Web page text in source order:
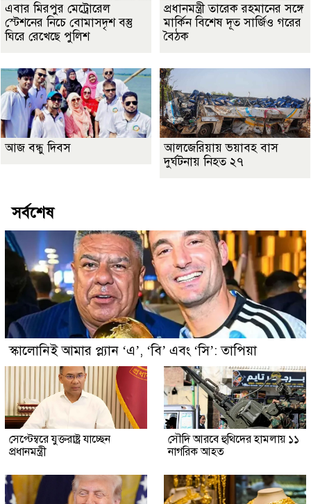
এবার মিরপুর মেট্রোরেল
স্টেশনের নিচে বোমাসদৃশ বস্তু
ঘিরে রেখেছে পুলিশ
প্রধানমন্ত্রী তারেক রহমানের সঙ্গে
মার্কিন বিশেষ দূত সার্জিও গরের
বৈঠক
আজ বন্ধু দিবস
আলজেরিয়ায় ভয়াবহ বাস
দুর্ঘটনায় নিহত ২৭
সর্বশেষ
স্কালোনিই আমার প্ল্যান ‘এ’, ‘বি’ এবং ‘সি’: তাপিয়া
সেপ্টেম্বরে যুক্তরাষ্ট্র যাচ্ছেন
প্রধানমন্ত্রী
সৌদি আরবে হুথিদের হামলায় ১১
নাগরিক আহত